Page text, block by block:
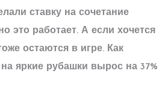
ставку на сочетание
это работает. А если хочется
остаются в игре. Как
яркие рубашки вырос на 37%